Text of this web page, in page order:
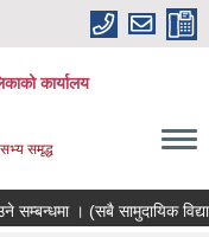
कार्यालय
सभ्य समृद्ध
। (सबै सामुदायिक